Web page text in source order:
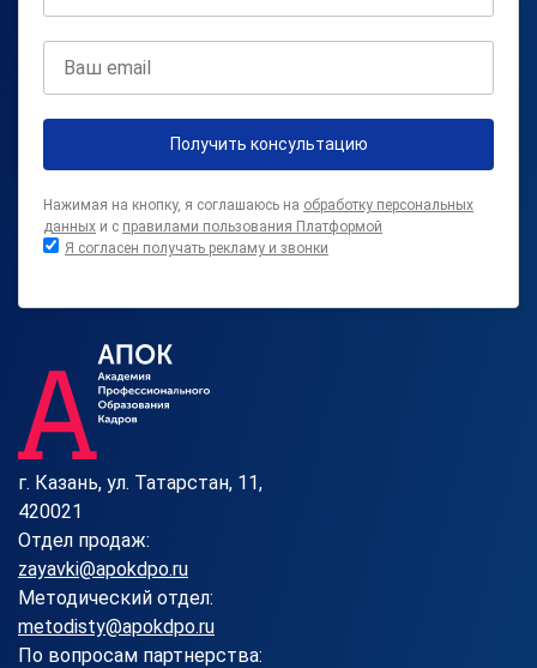
Получить консультацию
Нажимая на кнопку, я соглашаюсь на обработку персональных
данных и с правилами пользования Платформой
Я согласен получать рекламу и звонки
г. Казань, ул. Татарстан, 11,
420021
Отдел продаж:
zayavki@apokdpo.ru
Методический отдел:
metodisty@apokdpo.ru
По вопросам партнерства: